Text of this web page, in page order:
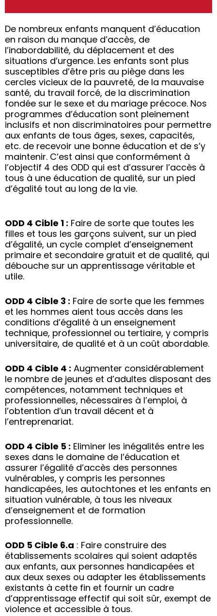
De nombreux enfants manquent d’éducation
en raison du manque d’accès, de
l’inabordabilité, du déplacement et des
situations d’urgence. Les enfants sont plus
susceptibles d’être pris au piège dans les
cercles vicieux de la pauvreté, de la mauvaise
santé, du travail forcé, de la discrimination
fondée sur le sexe et du mariage précoce. Nos
programmes d’éducation sont pleinement
inclusifs et non discriminatoires pour permettre
aux enfants de tous âges, sexes, capacités,
etc. de recevoir une bonne éducation et de s’y
maintenir. C’est ainsi que conformément à
l’objectif 4 des ODD qui est d’assurer l’accès à
tous à une éducation de qualité, sur un pied
d’égalité tout au long de la vie.
ODD 4 Cible 1 : Faire de sorte que toutes les
filles et tous les garçons suivent, sur un pied
d’égalité, un cycle complet d’enseignement
primaire et secondaire gratuit et de qualité, qui
débouche sur un apprentissage véritable et
utile.
ODD 4 Cible 3 : Faire de sorte que les femmes
et les hommes aient tous accès dans les
conditions d’égalité à un enseignement
technique, professionnel ou tertiaire, y compris
universitaire, de qualité et à un coût abordable.
ODD 4 Cible 4 : Augmenter considérablement
le nombre de jeunes et d’adultes disposant des
compétences, notamment techniques et
professionnelles, nécessaires à l’emploi, à
l’obtention d’un travail décent et à
l’entreprenariat.
ODD 4 Cible 5 : Eliminer les inégalités entre les
sexes dans le domaine de l’éducation et
assurer l’égalité d’accès des personnes
vulnérables, y compris les personnes
handicapées, les autochtones et les enfants en
situation vulnérable, à tous les niveaux
d’enseignement et de formation
professionnelle.
ODD 5 Cible 6.a : Faire construire des
établissements scolaires qui soient adaptés
aux enfants, aux personnes handicapées et
aux deux sexes ou adapter les établissements
existants à cette fin et fournir un cadre
d’apprentissage effectif qui soit sûr, exempt de
violence et accessible à tous.